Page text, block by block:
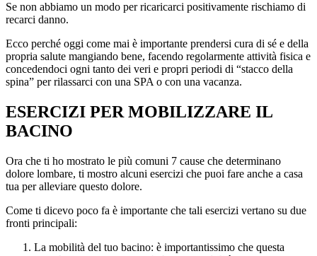
Se non abbiamo un modo per ricaricarci positivamente rischiamo di
recarci danno.
Ecco perché oggi come mai è importante prendersi cura di sé e della
propria salute mangiando bene, facendo regolarmente attività fisica e
concedendoci ogni tanto dei veri e propri periodi di “stacco della
spina” per rilassarci con una SPA o con una vacanza.
ESERCIZI PER MOBILIZZARE IL
BACINO
Ora che ti ho mostrato le più comuni 7 cause che determinano
dolore lombare, ti mostro alcuni esercizi che puoi fare anche a casa
tua per alleviare questo dolore.
Come ti dicevo poco fa è importante che tali esercizi vertano su due
fronti principali:
La mobilità del tuo bacino: è importantissimo che questa